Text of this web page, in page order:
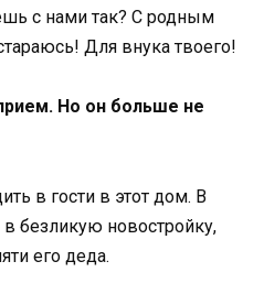
с нами так? С родным
Для внука твоего!
Но он больше не
в гости в этот дом. В
безликую новостройку,
его деда.